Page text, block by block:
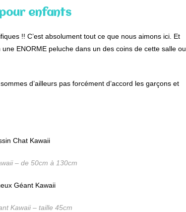
enfants
!! C’est absolument tout ce que nous aimons ici. Et
ENORME peluche dans un des coins de cette salle ou
d’ailleurs pas forcément d’accord les garçons et
– de 50cm à 130cm
Kawaii – taille 45cm